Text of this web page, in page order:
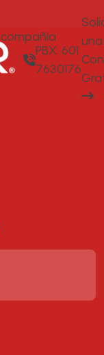
PBX: 601
7630176
una